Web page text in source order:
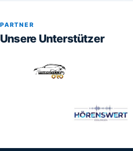
PARTNER
Unsere Unterstützer